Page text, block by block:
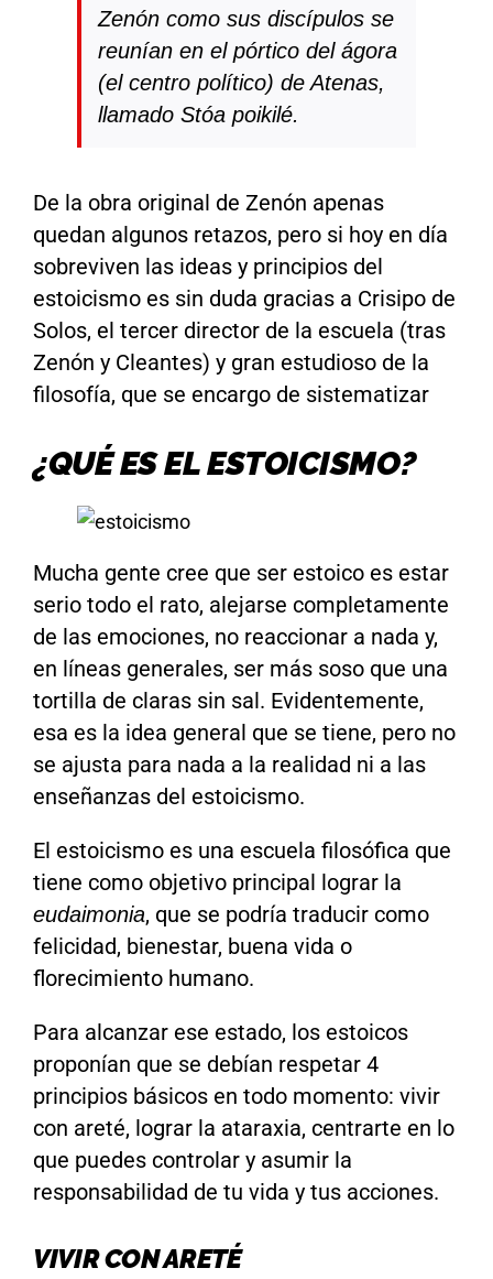
Zenón como sus discípulos se
reunían en el pórtico del ágora
(el centro político) de Atenas,
llamado Stóa poikilé.
De la obra original de Zenón apenas
quedan algunos retazos, pero si hoy en día
sobreviven las ideas y principios del
estoicismo es sin duda gracias a Crisipo de
Solos, el tercer director de la escuela (tras
Zenón y Cleantes) y gran estudioso de la
filosofía, que se encargo de sistematizar
¿QUÉ ES EL ESTOICISMO?
Mucha gente cree que ser estoico es estar
serio todo el rato, alejarse completamente
de las emociones, no reaccionar a nada y,
en líneas generales, ser más soso que una
tortilla de claras sin sal. Evidentemente,
esa es la idea general que se tiene, pero no
se ajusta para nada a la realidad ni a las
enseñanzas del estoicismo.
El estoicismo es una escuela filosófica que
tiene como objetivo principal lograr la
eudaimonia, que se podría traducir como
felicidad, bienestar, buena vida o
florecimiento humano.
Para alcanzar ese estado, los estoicos
proponían que se debían respetar 4
principios básicos en todo momento: vivir
con areté, lograr la ataraxia, centrarte en lo
que puedes controlar y asumir la
responsabilidad de tu vida y tus acciones.
VIVIR CON ARETÉ